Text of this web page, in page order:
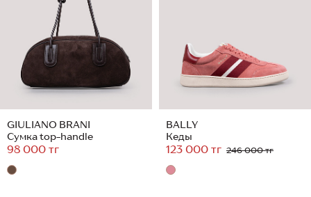
GIULIANO BRANI
Сумка top-handle
98 000 тг
BALLY
Кеды
123 000 тг 246 000 тг